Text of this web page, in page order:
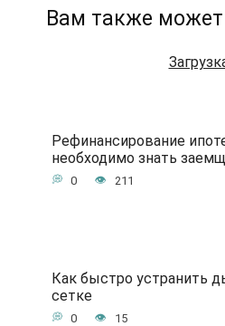
Вам также
Рефинансирование
необходимо знать
0 211
Как быстро устранить
сетке
0 15